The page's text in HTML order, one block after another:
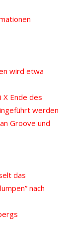
wird etwa
Ende des
werden
Groove und
das
nach